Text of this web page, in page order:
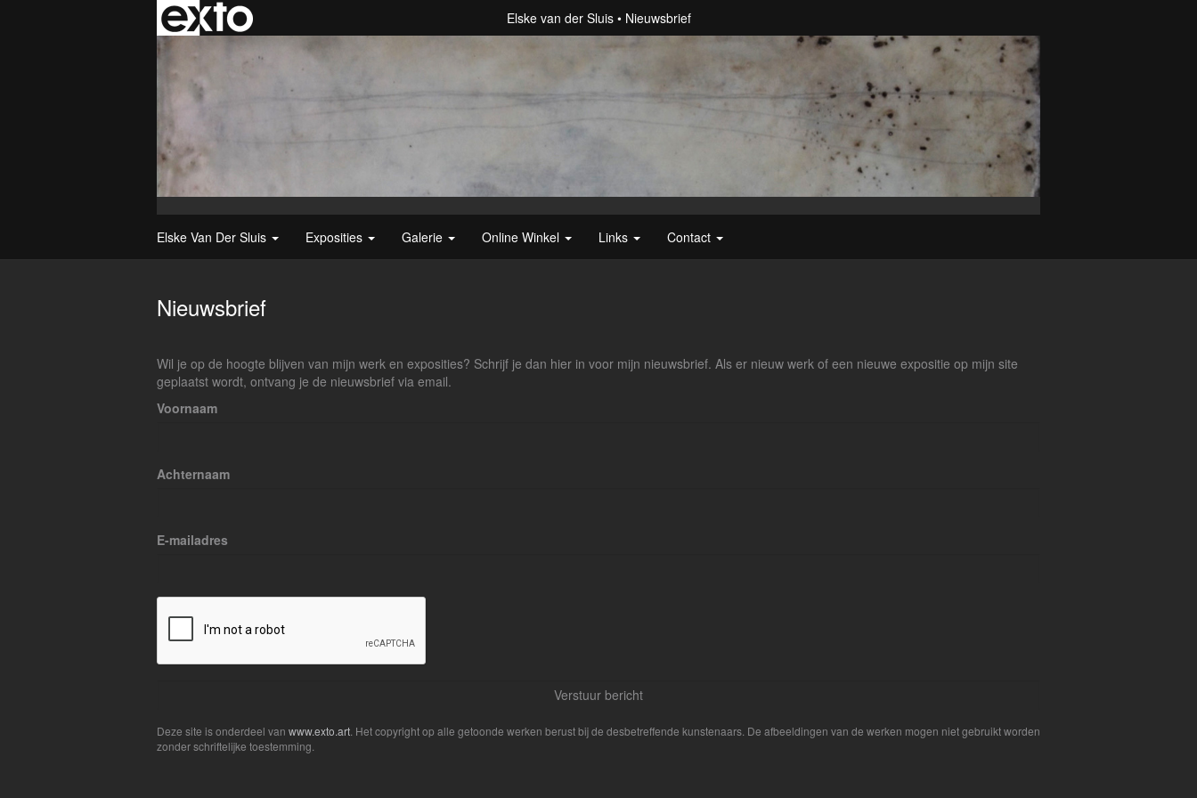
Elske van der Sluis Nieuwsbrief
Elske Van Der Sluis Exposities Galerie Online Winkel Links Contact
Nieuwsbrief
Wil je op de hoogte blijven van mijn werk en exposities? Schrijf je dan hier in voor mijn nieuwsbrief. Als er nieuw werk of een nieuwe expositie op mijn site
geplaatst wordt, ontvang je de nieuwsbrief via email.
Voornaam
Achternaam
E-mailadres
Deze site is onderdeel van www.exto.art . Het copyright op alle getoonde werken berust bij de desbetreffende kunstenaars. De afbeeldingen van de werken mogen niet gebruikt worden
zonder schriftelijke toestemming.